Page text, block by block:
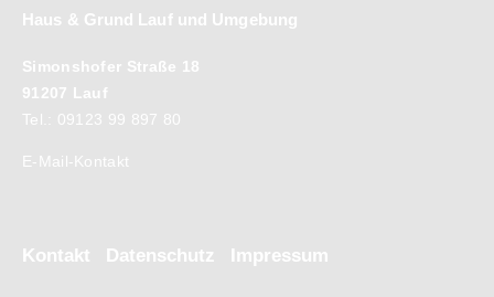
Haus & Grund Lauf und Umgebung
Simonshofer Straße 18
91207 Lauf
Tel.: 09123 99 897 80
E-Mail-Kontakt
Kontakt Datenschutz Impressum